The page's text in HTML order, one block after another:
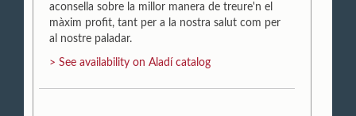
aconsella sobre la millor manera de treure'n el
màxim profit, tant per a la nostra salut com per
al nostre paladar.
> See availability on Aladí catalog